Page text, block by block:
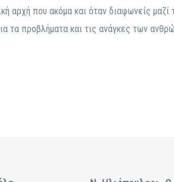
αρχή που ακόμα και όταν διαφωνείς μαζί
τα προβλήματα και τις ανάγκες των